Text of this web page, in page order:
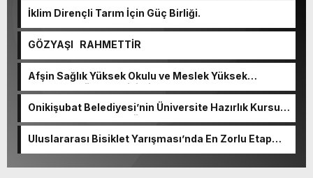
İklim Dirençli Tarım İçin Güç Birliği.
GÖZYAŞI RAHMETTİR
Afşin Sağlık Yüksek Okulu ve Meslek Yüksek
Okulunda görev değişimi!
Onikişubat Belediyesi’nin Üniversite Hazırlık Kursu
başvurularında son gün 7 Ağustos.
Uluslararası Bisiklet Yarışması’nda En Zorlu Etap